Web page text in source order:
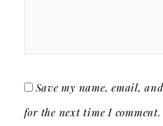
Save my name, email,
for the next time I comment.